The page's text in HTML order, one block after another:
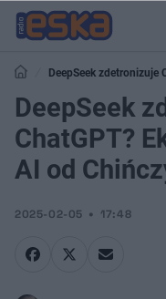
DeepSeek zdetronizuje
DeepSeek
ChatGPT?
AI od
2025-02-05 17:48